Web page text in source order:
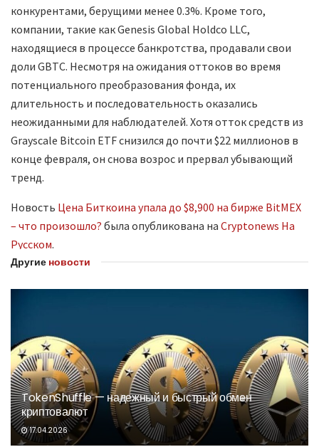
конкурентами, берущими менее 0.3%. Кроме того,
компании, такие как Genesis Global Holdco LLC,
находящиеся в процессе банкротства, продавали свои
доли GBTC. Несмотря на ожидания оттоков во время
потенциального преобразования фонда, их
длительность и последовательность оказались
неожиданными для наблюдателей. Хотя отток средств из
Grayscale Bitcoin ETF снизился до почти $22 миллионов в
конце февраля, он снова возрос и прервал убывающий
тренд.
Новость Цена Биткоина упала до $8,900 на бирже BitMEX
– что произошло? была опубликована на Cryptonews На
Русском.
Другие новости
TokenShuffle — надежный и быстрый обмен
криптовалют
17.04.2026